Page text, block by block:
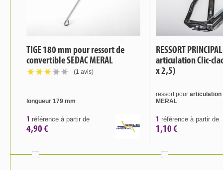
TIGE 180 mm pour ressort de
convertible SEDAC MERAL
(1 avis)
longueur 179 mm
1 référence à partir de
4,90 €
RESSORT
articulation Clic-
x 2,5)
ressort pour articulation
MERAL
1 référence à partir de
1,10 €